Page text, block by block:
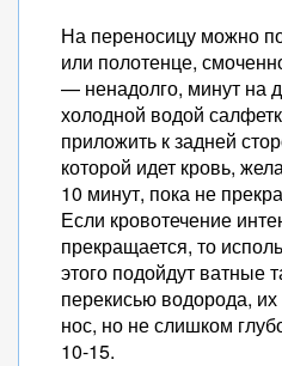
На переносицу можно
или полотенце,
— ненадолго, минут на
холодной водой
приложить к задней
которой идет кровь,
10 минут, пока не
Если кровотечение
прекращается, то
этого подойдут
перекисью водорода,
нос, но не слишком
10-15.